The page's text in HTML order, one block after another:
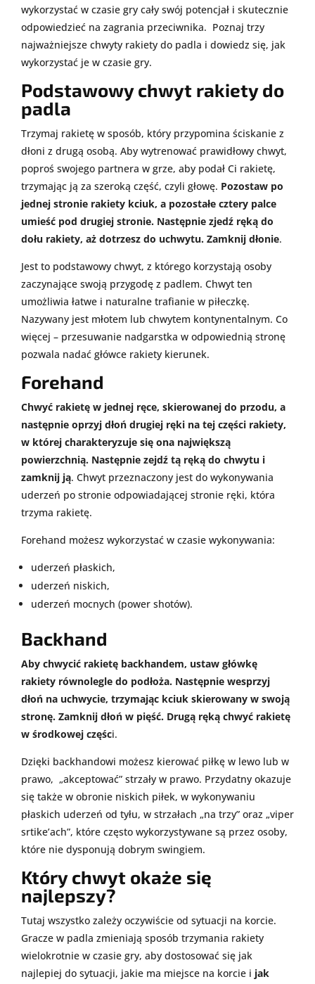
wykorzystać w czasie gry cały swój potencjał i skutecznie
odpowiedzieć na zagrania przeciwnika. Poznaj trzy
najważniejsze chwyty rakiety do padla i dowiedz się, jak
wykorzystać je w czasie gry.
Podstawowy chwyt rakiety do
padla
Trzymaj rakietę w sposób, który przypomina ściskanie z
dłoni z drugą osobą. Aby wytrenować prawidłowy chwyt,
poproś swojego partnera w grze, aby podał Ci rakietę,
trzymając ją za szeroką część, czyli głowę. Pozostaw po
jednej stronie rakiety kciuk, a pozostałe cztery palce
umieść pod drugiej stronie. Następnie zjedź ręką do
dołu rakiety, aż dotrzesz do uchwytu. Zamknij dłonie.
Jest to podstawowy chwyt, z którego korzystają osoby
zaczynające swoją przygodę z padlem. Chwyt ten
umożliwia łatwe i naturalne trafianie w piłeczkę.
Nazywany jest młotem lub chwytem kontynentalnym. Co
więcej – przesuwanie nadgarstka w odpowiednią stronę
pozwala nadać główce rakiety kierunek.
Forehand
Chwyć rakietę w jednej ręce, skierowanej do przodu, a
następnie oprzyj dłoń drugiej ręki na tej części rakiety,
w której charakteryzuje się ona największą
powierzchnią. Następnie zejdź tą ręką do chwytu i
zamknij ją. Chwyt przeznaczony jest do wykonywania
uderzeń po stronie odpowiadającej stronie ręki, która
trzyma rakietę.
Forehand możesz wykorzystać w czasie wykonywania:
uderzeń płaskich,
uderzeń niskich,
uderzeń mocnych (power shotów).
Backhand
Aby chwycić rakietę backhandem, ustaw główkę
rakiety równolegle do podłoża. Następnie wesprzyj
dłoń na uchwycie, trzymając kciuk skierowany w swoją
stronę. Zamknij dłoń w pięść. Drugą ręką chwyć rakietę
w środkowej części.
Dzięki backhandowi możesz kierować piłkę w lewo lub w
prawo, „akceptować” strzały w prawo. Przydatny okazuje
się także w obronie niskich piłek, w wykonywaniu
płaskich uderzeń od tyłu, w strzałach „na trzy” oraz „viper
srtike’ach”, które często wykorzystywane są przez osoby,
które nie dysponują dobrym swingiem.
Który chwyt okaże się
najlepszy?
Tutaj wszystko zależy oczywiście od sytuacji na korcie.
Gracze w padla zmieniają sposób trzymania rakiety
wielokrotnie w czasie gry, aby dostosować się jak
najlepiej do sytuacji, jakie ma miejsce na korcie i jak